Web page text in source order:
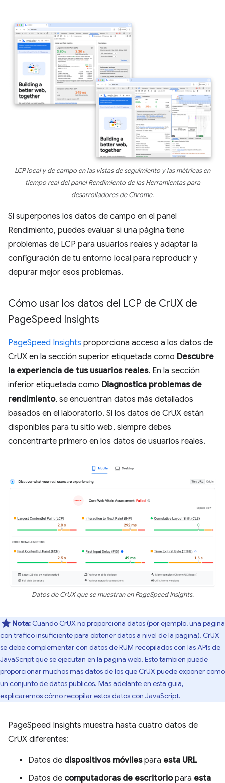
LCP local y de campo en las vistas de seguimiento y las métricas en
tiempo real del panel Rendimiento de las Herramientas para
desarrolladores de Chrome.
Si superpones los datos de campo en el panel
Rendimiento, puedes evaluar si una página tiene
problemas de LCP para usuarios reales y adaptar la
configuración de tu entorno local para reproducir y
depurar mejor esos problemas.
Cómo usar los datos del LCP de CrUX de
PageSpeed Insights
PageSpeed Insights proporciona acceso a los datos de
CrUX en la sección superior etiquetada como Descubre
la experiencia de tus usuarios reales. En la sección
inferior etiquetada como Diagnostica problemas de
rendimiento, se encuentran datos más detallados
basados en el laboratorio. Si los datos de CrUX están
disponibles para tu sitio web, siempre debes
concentrarte primero en los datos de usuarios reales.
Datos de CrUX que se muestran en PageSpeed Insights.
Nota: Cuando CrUX no proporciona datos (por ejemplo, una página
con tráfico insuficiente para obtener datos a nivel de la página), CrUX
se debe complementar con datos de RUM recopilados con las APIs de
JavaScript que se ejecutan en la página web. Esto también puede
proporcionar muchos más datos de los que CrUX puede exponer como
un conjunto de datos públicos. Más adelante en esta guía,
explicaremos cómo recopilar estos datos con JavaScript.
PageSpeed Insights muestra hasta cuatro datos de
CrUX diferentes:
Datos de dispositivos móvilespara esta URL
Datos de computadoras de escritoriopara esta